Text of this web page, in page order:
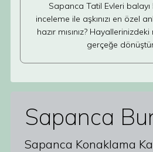
Sapanca Tatil Evleri balayı
inceleme ile aşkınızı en özel
hazır mısınız?
gerçeğe
Sapanca
Sapanca Konaklama